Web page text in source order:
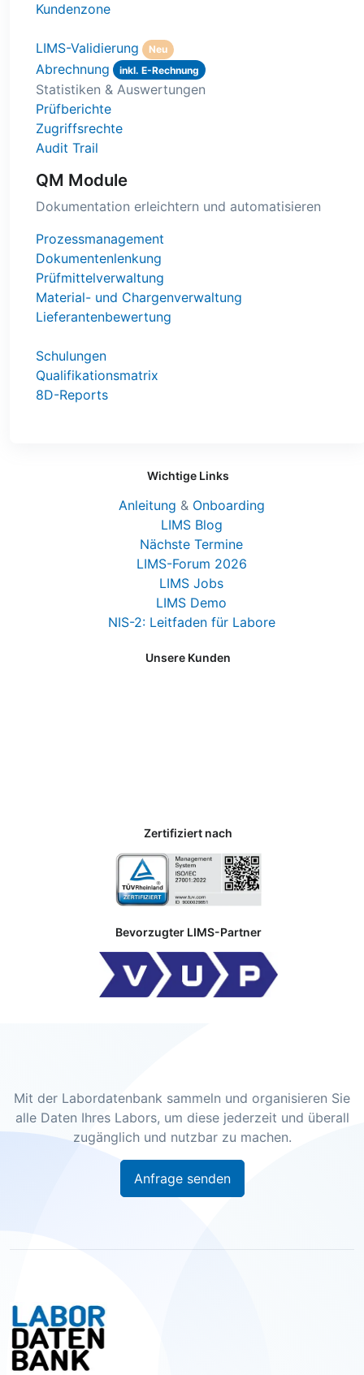
Kundenzone
LIMS-Validierung Neu
Abrechnung inkl. E-Rechnung
Statistiken & Auswertungen
Prüfberichte
Zugriffsrechte
Audit Trail
QM Module
Dokumentation erleichtern und automatisieren
Prozessmanagement
Dokumentenlenkung
Prüfmittelverwaltung
Material- und Chargenverwaltung
Lieferantenbewertung
Schulungen
Qualifikationsmatrix
8D-Reports
Wichtige Links
Anleitung & Onboarding
LIMS Blog
Nächste Termine
LIMS-Forum 2026
LIMS Jobs
LIMS Demo
NIS-2: Leitfaden für Labore
Unsere Kunden
Zertifiziert nach
Bevorzugter LIMS-Partner
Mit der Labordatenbank sammeln und organisieren Sie
alle Daten Ihres Labors, um diese jederzeit und überall
zugänglich und nutzbar zu machen.
Anfrage senden